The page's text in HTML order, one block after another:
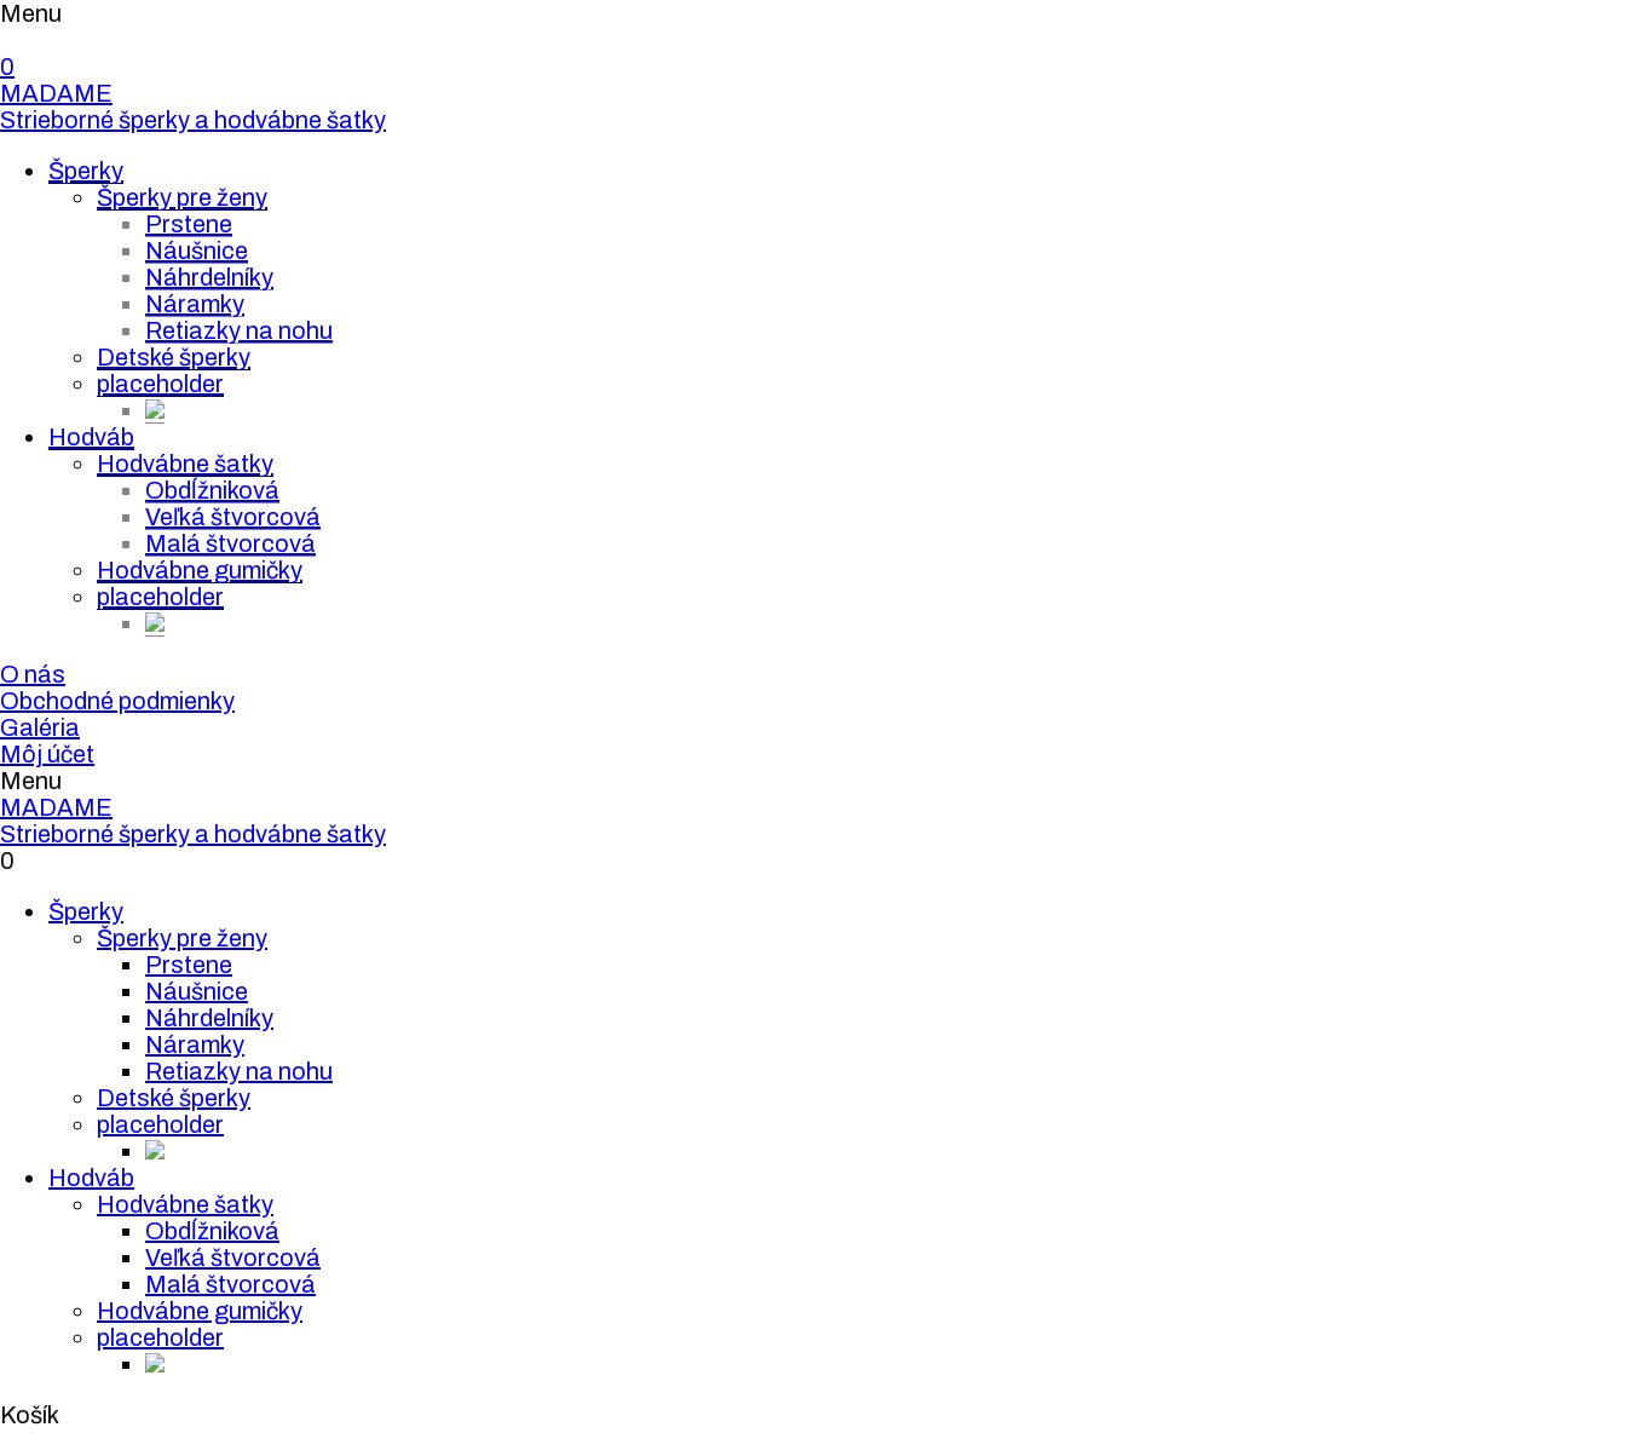
Menu
0
MADAME
Strieborné šperky a hodvábne šatky
Šperky
Šperky pre ženy
Prstene
Náušnice
Náhrdelníky
Náramky
Retiazky na nohu
Detské šperky
placeholder
Hodváb
Hodvábne šatky
Obdĺžniková
Veľká štvorcová
Malá štvorcová
Hodvábne gumičky
placeholder
O nás
Obchodné podmienky
Galéria
Môj účet
Menu
MADAME
Strieborné šperky a hodvábne šatky
0
Šperky
Šperky pre ženy
Prstene
Náušnice
Náhrdelníky
Náramky
Retiazky na nohu
Detské šperky
placeholder
Hodváb
Hodvábne šatky
Obdĺžniková
Veľká štvorcová
Malá štvorcová
Hodvábne gumičky
placeholder
Košík